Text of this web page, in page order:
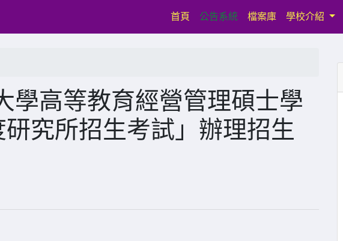
首頁 (current)
公告系統 檔案庫 學校介紹
學高等教育經營管理碩士學
究所招生考試」辦理招生